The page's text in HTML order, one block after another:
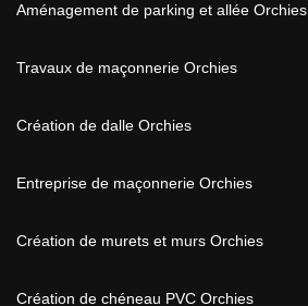
Aménagement de parking et allée Orchies
Travaux de maçonnerie Orchies
Création de dalle Orchies
Entreprise de maçonnerie Orchies
Création de murets et murs Orchies
Création de chéneau PVC Orchies